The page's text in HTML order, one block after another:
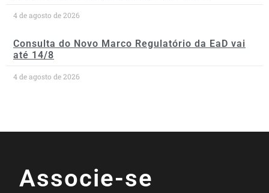
4 de agosto de 2026
Consulta do Novo Marco Regulatório da EaD vai
até 14/8
4 de agosto de 2026
Associe-se